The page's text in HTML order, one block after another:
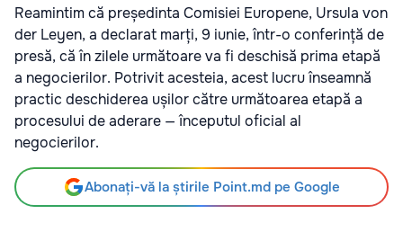
Reamintim că președinta Comisiei Europene, Ursula von
der Leyen, a declarat marți, 9 iunie, într-o conferință de
presă, că în zilele următoare va fi deschisă prima etapă
a negocierilor. Potrivit acesteia, acest lucru înseamnă
practic deschiderea ușilor către următoarea etapă a
procesului de aderare — începutul oficial al
negocierilor.
Abonați-vă la știrile Point.md pe Google